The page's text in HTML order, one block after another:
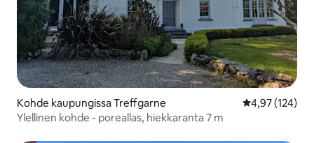
Kohde kaupungissa Treffgarne
4,97 (124)
Ylellinen kohde - poreallas, hiekkaranta 7 m